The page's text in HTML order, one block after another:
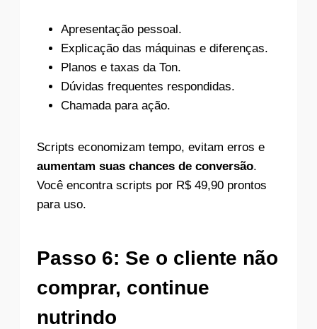
Apresentação pessoal.
Explicação das máquinas e diferenças.
Planos e taxas da Ton.
Dúvidas frequentes respondidas.
Chamada para ação.
Scripts economizam tempo, evitam erros e
aumentam suas chances de conversão.
Você encontra scripts por R$ 49,90 prontos
para uso.
Passo 6: Se o cliente não
comprar, continue
nutrindo